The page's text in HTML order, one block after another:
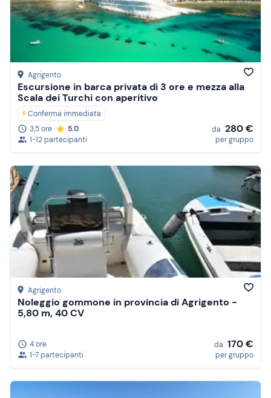
Agrigento
Escursione in barca privata di 3 ore e mezza alla
Scala dei Turchi con aperitivo
Conferma immediata
3,5 ore
5.0
1-12 partecipanti
da 280 €
per gruppo
Agrigento
Noleggio gommone in provincia di Agrigento -
5,80 m, 40 CV
4 ore
1-7 partecipanti
da 170 €
per gruppo